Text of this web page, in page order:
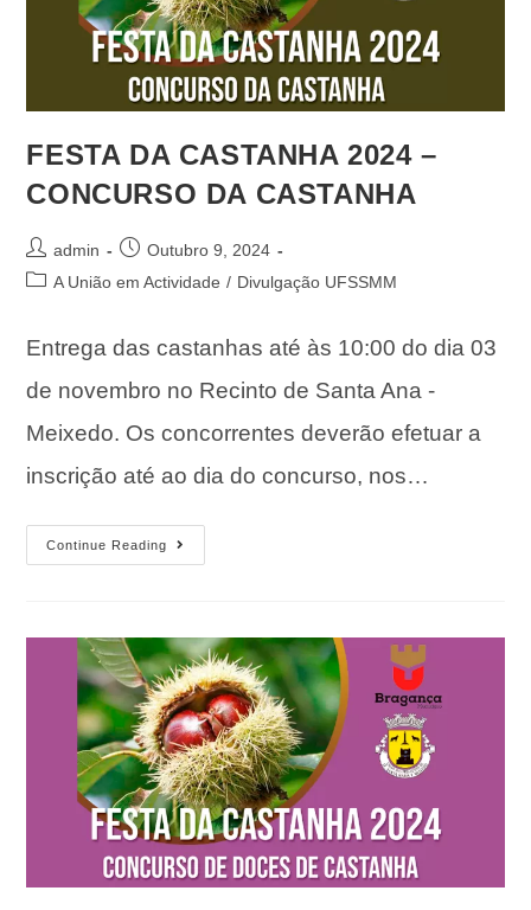
FESTA DA CASTANHA 2024 –
CONCURSO DA CASTANHA
admin
Outubro 9, 2024
A União em Actividade / Divulgação UFSSMM
Entrega das castanhas até às 10:00 do dia 03
de novembro no Recinto de Santa Ana -
Meixedo. Os concorrentes deverão efetuar a
inscrição até ao dia do concurso, nos…
Continue Reading